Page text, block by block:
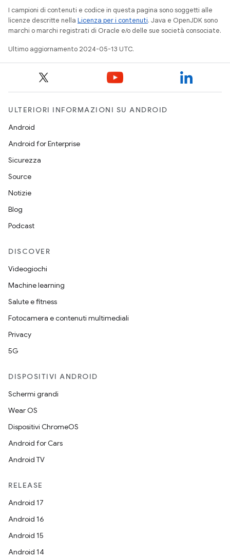
I campioni di contenuti e codice in questa pagina sono soggetti alle
licenze descritte nella Licenza per i contenuti. Java e OpenJDK sono
marchi o marchi registrati di Oracle e/o delle sue società consociate.
Ultimo aggiornamento 2024-05-13 UTC.
ULTERIORI INFORMAZIONI SU ANDROID
Android
Android for Enterprise
Sicurezza
Source
Notizie
Blog
Podcast
DISCOVER
Videogiochi
Machine learning
Salute e fitness
Fotocamera e contenuti multimediali
Privacy
5G
DISPOSITIVI ANDROID
Schermi grandi
Wear OS
Dispositivi ChromeOS
Android for Cars
Android TV
RELEASE
Android 17
Android 16
Android 15
Android 14